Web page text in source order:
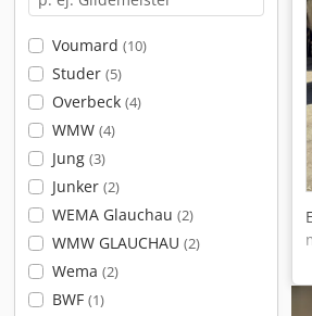
Voumard (10)
Studer (5)
Overbeck (4)
WMW (4)
Jung (3)
Junker (2)
WEMA Glauchau (2)
WMW GLAUCHAU (2)
Wema (2)
BWF (1)